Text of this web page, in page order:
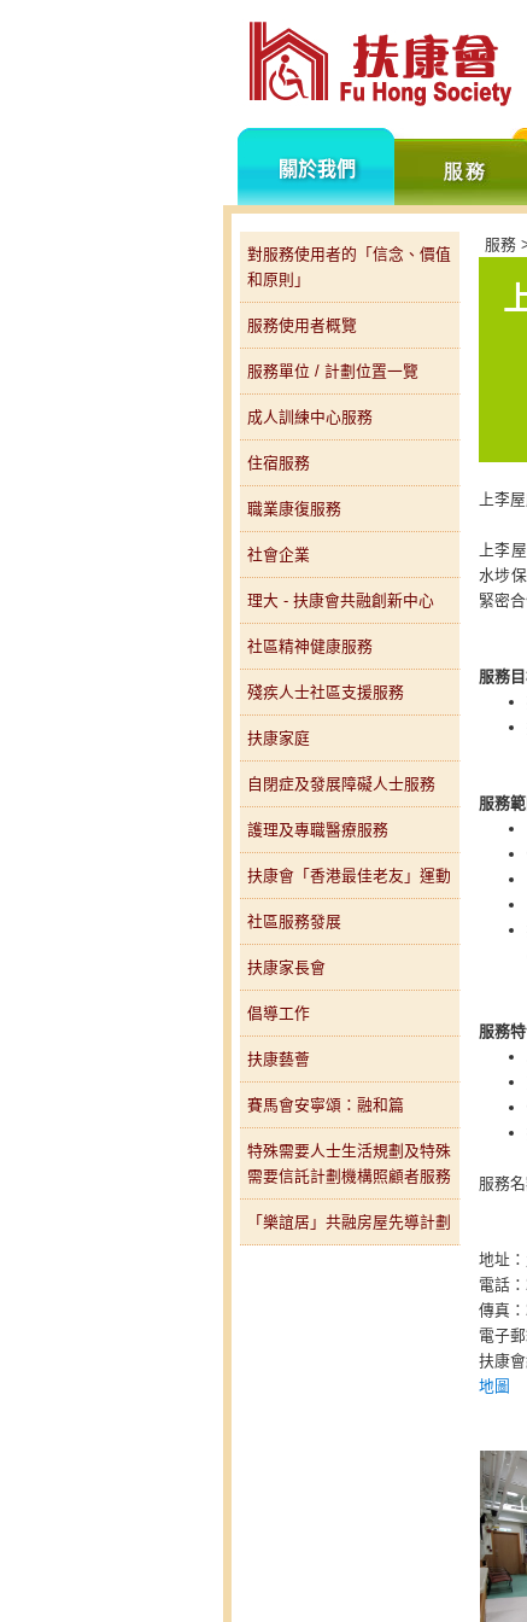
關
們
對服務使用者的「信念、價值
和原則」
服務使用者概覽
服務單位 / 計劃位置一覽
成人訓練中心服務
住宿服務
職業康復服務
社會企業
理大 - 扶康會共融創新中心
社區精神健康服務
殘疾人士社區支援服務
扶康家庭
自閉症及發展障礙人士服務
護理及專職醫療服務
扶康會「香港最佳老友」運動
社區服務發展
扶康家長會
倡導工作
扶康藝薈
賽馬會安寧頌：融和篇
特殊需要人士生活規劃及特殊
需要信託計劃機構照顧者服務
「樂誼居」共融房屋先導計劃
服務
上李
上李
水埗
緊密
服務
服務
(包
服務
服務
地址
電話
傳真
電子郵
扶康會
地圖